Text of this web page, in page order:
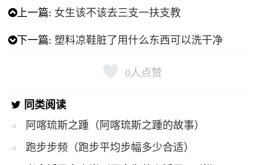
上一篇: 女生该不该去三支一扶支教
下一篇:塑料凉鞋脏了用什么东西可以洗干净
0 人点赞
同类阅读
阿喀琉斯之踵（阿喀琉斯之踵的故事）
跑步步频（跑步平均步幅多少合适）